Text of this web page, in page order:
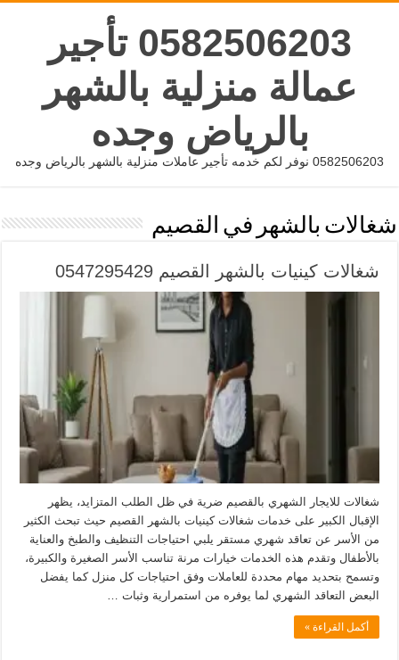
0582506203 تأجير
عمالة منزلية بالشهر
بالرياض وجده
0582506203 نوفر لكم خدمه تأجير عاملات منزلية بالشهر بالرياض وجده
شغالات بالشهر في القصيم
شغالات كينيات بالشهر القصيم 0547295429
شغالات للايجار الشهري بالقصيم ضرية في ظل الطلب المتزايد، يظهر
الإقبال الكبير على خدمات شغالات كينيات بالشهر القصيم حيث تبحث الكثير
من الأسر عن تعاقد شهري مستقر يلبي احتياجات التنظيف والطبخ والعناية
بالأطفال وتقدم هذه الخدمات خيارات مرنة تناسب الأسر الصغيرة والكبيرة،
وتسمح بتحديد مهام محددة للعاملات وفق احتياجات كل منزل كما يفضل
البعض التعاقد الشهري لما يوفره من استمرارية وثبات …
أكمل القراءة »